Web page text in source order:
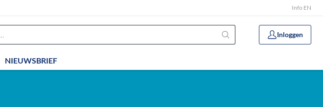
Info EN
Inloggen
NIEUWSBRIEF